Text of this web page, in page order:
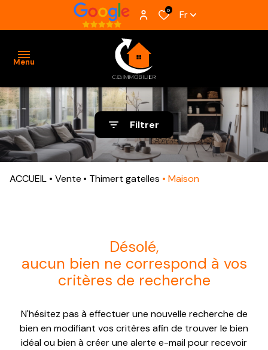
0 Fr
Menu
ACCUEIL
VENTES
BIENS
VENDUS
CONTACT
Filtrer
ACCUEIL Vente Thimert gatelles Maison
désolé,
aucun bien ne correspond à vos
critères de recherche
N'hésitez pas à effectuer une nouvelle recherche de
bien en modifiant vos critères afin de trouver le bien
idéal ou bien à créer une alerte e-mail pour recevoir